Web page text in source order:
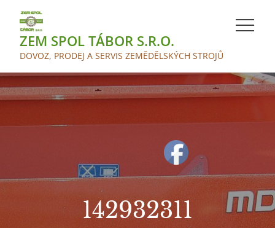
contentZEM SPOL TÁBOR S.R.O.
DOVOZ, PRODEJ A SERVIS ZEMĚDĚLSKÝCH STROJŮ
142932311